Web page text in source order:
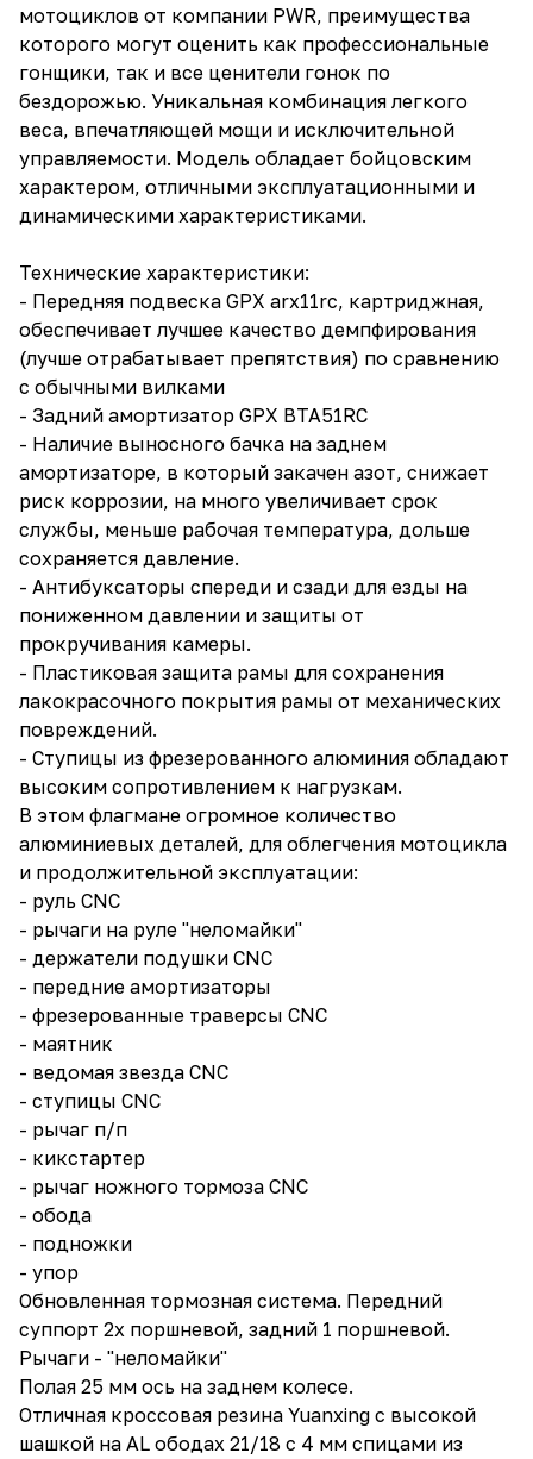
мотоциклов от компании PWR, преимущества
которого могут оценить как профессиональные
гонщики, так и все ценители гонок по
бездорожью. Уникальная комбинация легкого
веса, впечатляющей мощи и исключительной
управляемости. Модель обладает бойцовским
характером, отличными эксплуатационными и
динамическими характеристиками.
Технические характеристики:
- Передняя подвеска GPX arx11rc, картриджная,
обеспечивает лучшее качество демпфирования
(лучше отрабатывает препятствия) по сравнению
с обычными вилками
- Задний амортизатор GPX BTA51RC
- Наличие выносного бачка на заднем
амортизаторе, в который закачен азот, снижает
риск коррозии, на много увеличивает срок
службы, меньше рабочая температура, дольше
сохраняется давление.
- Антибуксаторы спереди и сзади для езды на
пониженном давлении и защиты от
прокручивания камеры.
- Пластиковая защита рамы для сохранения
лакокрасочного покрытия рамы от механических
повреждений.
- Ступицы из фрезерованного алюминия обладают
высоким сопротивлением к нагрузкам.
В этом флагмане огромное количество
алюминиевых деталей, для облегчения мотоцикла
и продолжительной эксплуатации:
- руль CNС
- рычаги на руле "неломайки"
- держатели подушки CNC
- передние амортизаторы
- фрезерованные траверсы CNC
- маятник
- ведомая звезда CNC
- ступицы CNC
- рычаг п/п
- кикстартер
- рычаг ножного тормоза CNC
- обода
- подножки
- упор
Обновленная тормозная система. Передний
суппорт 2х поршневой, задний 1 поршневой.
Рычаги - "неломайки"
Полая 25 мм ось на заднем колесе.
Отличная кроссовая резина Yuanxing с высокой
шашкой на AL ободах 21/18 с 4 мм спицами из